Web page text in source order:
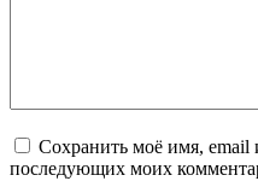
Сохранить моё имя, email
последующих моих